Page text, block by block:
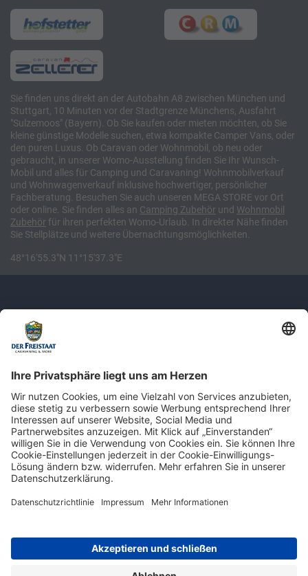
Sie finden uns direkt an der Autobahn A8 zwischen München und
Stuttgart, 10 Minuten vor der Stadtgrenze Münchens, Ausfahrt
"Sulzemoos" (Bayern). Ob Sie kaufen oder mieten möchten, ob Sie
kleine günstige Modelle suchen, etwa kompakte Camper Vans, oder
den puren Luxus. Ob Caravan oder Wohnmobil, ob neu oder
gebraucht, in unserer Womo-Ausstellung finden Sie Ihr Wunsch-
Mobil und alles für Camping und Caravaning! Wohnmobilverkauf
und Wohnwagenverkauf inklusive hochwertiger, persönlicher
Fachberatung. Besuchen Sie auch unseren MEGA STORE vor Ort
oder online. Sie finden alles an Camping Zubehör und Wohnmobil
Zubehör für ihren perfekten Womo-Urlaub. In direkter Nähe finden
Sie Stellplätze und weitere Übernachtungsmöglichkeiten.
48°16'55.3"N 11°15'37.3"E
Newsletter: Jetzt auf
shop.derfreistaat.de anmelden und
einen 5€ Gutschein für unseren Online-
Shop erhalten!*
Impressum Datenschutz Barrierefreiheit